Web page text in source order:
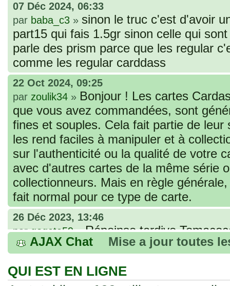
07 Déc 2024, 06:33
par baba_c3 » sinon le truc c'est d'avoir
part15 qui fais 1.5gr sinon celle qui
parle des prism parce que les regular
comme les regular carddass
22 Oct 2024, 09:25
par zoulik34 » Bonjour ! Les cartes
que vous avez commandées, sont
fines et souples. Cela fait partie de
les rend faciles à manipuler et à
sur l'authenticité ou la qualité de votre
avec d'autres cartes de la même série
collectionneurs. Mais en règle
fait normal pour ce type de carte.
26 Déc 2023, 13:46
pargogeta59»Répoinse tardive
acheter une réédition de cette Hondan ?
02 Juin 2023, 14:17
parTomacoco»Bonjour j'ai commandé
AJAX Chat Mise a jour toutes
QUI EST EN LIGNE